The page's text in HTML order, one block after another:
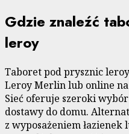
Gdzie znaleźć
leroy
Taboret pod prysznic
Leroy Merlin lub online
Sieć oferuje szeroki
dostawy do domu.
z wyposażeniem